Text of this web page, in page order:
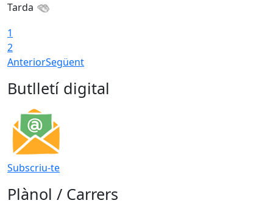
Tarda
1
2
AnteriorSegüent
Butlletí digital
Subscriu-te
Plànol / Carrers